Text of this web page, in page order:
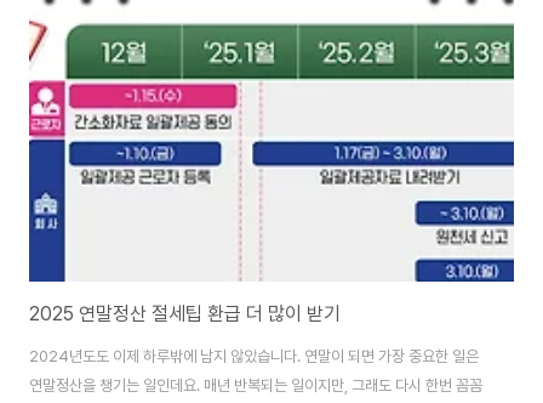
경우에도 대체인력 지원금을 지원하고, 육아휴직에 대한 업무분담 지원금도 신
설합니다. 육아휴직 급여신청 방법 육아휴직 및 육아기 근로시간 단축 제도는
일·가정 양립 활성화 방안으로 제도적 기반이 마련되었습니다. 육아휴직 급여
및 육아기 근로시간 단축 신..
2025 연말정산 절세팁 환급 더 많이 받기
2024년도도 이제 하루밖에 남지 않았습니다. 연말이 되면 가장 중요한 일은
연말정산을 챙기는 일인데요. 매년 반복되는 일이지만, 그래도 다시 한번 꼼꼼